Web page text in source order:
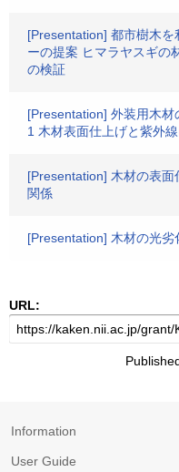
[Presentation] 都市樹木を
ーの提案 ヒマラヤスギの
の検証
[Presentation] 外装用木
1 木材表面仕上げと紫外
[Presentation] 木材の表
関係
[Presentation] 木材の光
URL:
Information
User Guide